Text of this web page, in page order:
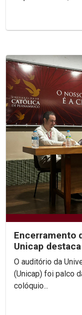
Encerramento
Unicap
Chibata nos...
O auditório da
(Unicap) foi palco
colóquio...